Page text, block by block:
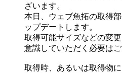
ざいます。
本日、ウェブ魚拓の取得
ップデートします。
取得可能サイズなどの変
意識していただく必要はご
取得時、あるいは取得物